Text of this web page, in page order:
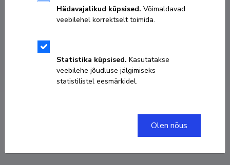
juri.sepp@ut.ee
Hädavajalikud küpsised. Võimaldavad
veebilehel korrektselt toimida.
Statistika küpsised. Kasutatakse
veebilehe jõudluse jälgimiseks
statistilistel eesmärkidel.
Olen nõus